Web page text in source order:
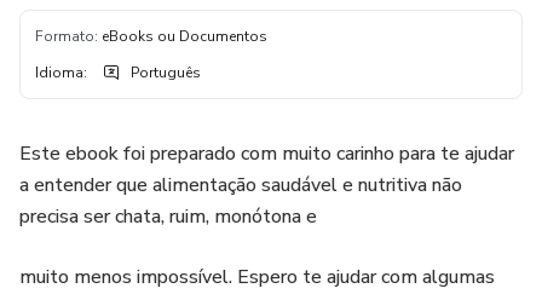
Formato: eBooks ou Documentos
Idioma: Português
Este ebook foi preparado com muito carinho para te ajudar
a entender que alimentação saudável e nutritiva não
precisa ser chata, ruim, monótona e
muito menos impossível. Espero te ajudar com algumas